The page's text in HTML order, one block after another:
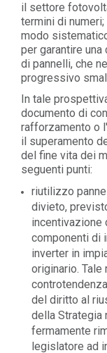
il settore
termini di
modo
per garantire
di pannelli, che
progressivo
In tale
documento di
rafforzamento o
il superamento
del fine vita dei
seguenti punti:
riutilizzo
divieto,
componenti di
inverter in
originario.
del diritto al
della Strategia
fermamente
legislatore ad